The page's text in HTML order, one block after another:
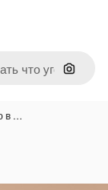
Поиск
в …